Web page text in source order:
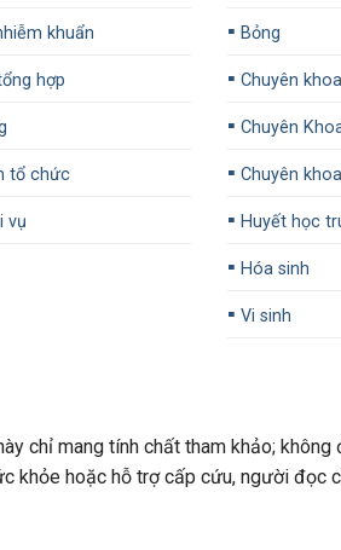
khuẩn
hợp
tổ chức
vụ
▪️ Bỏng
▪️ Chuyên
▪️ Chuyên
▪️ Chuyên
▪️ Huyết học
▪️ Hóa sinh
▪️ Vi sinh
chỉ mang tính chất tham khảo;
khỏe hoặc hỗ trợ cấp cứu, người đọc